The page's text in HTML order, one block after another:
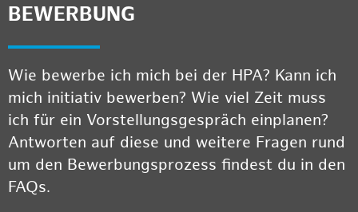
BEWERBUNG
Wie bewerbe ich mich bei der HPA? Kann ich
mich initiativ bewerben? Wie viel Zeit muss
ich für ein Vorstellungsgespräch einplanen?
Antworten auf diese und weitere Fragen rund
um den Bewerbungsprozess findest du in den
FAQs.